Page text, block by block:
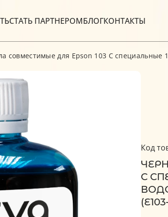
СТАТЬ ПАРТНЕРОМБЛОГКОНТАКТЫ
совместимые для Epson 103 C специальные
Код
C